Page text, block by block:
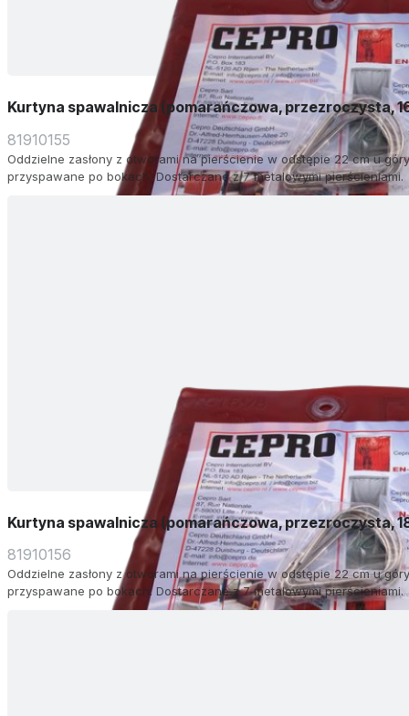
Kurtyna spawalnicza (pomarańczowa, przezroczysta,
81910155
Oddzielne zasłony z otworami na pierścienie w odstępie 22 cm u
przyspawane po bokach. Dostarczane z 7 metalowymi pierścieniami.
Kurtyna spawalnicza (pomarańczowa, przezroczysta,
81910156
Oddzielne zasłony z otworami na pierścienie w odstępie 22 cm u
przyspawane po bokach. Dostarczane z 7 metalowymi pierścieniami.